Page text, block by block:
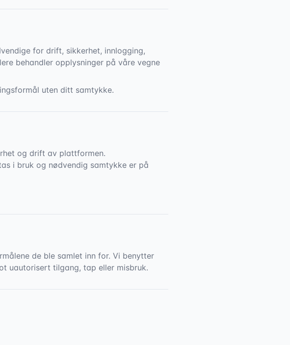
for drift, sikkerhet, innlogging,
behandler opplysninger på våre vegne
uten ditt samtykke.
og drift av plattformen.
i bruk og nødvendig samtykke er på
de ble samlet inn for. Vi benytter
uautorisert tilgang, tap eller misbruk.